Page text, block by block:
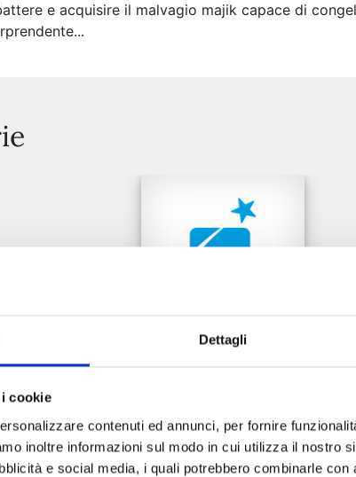
Dettagli
cookie
contenuti ed annunci, per fornire
inoltre informazioni sul modo in cui utilizza il nostro
e social media, i quali potrebbero combinarle
e acquisire il malvagio majik capace di
ICHI THE WITCH n. 4